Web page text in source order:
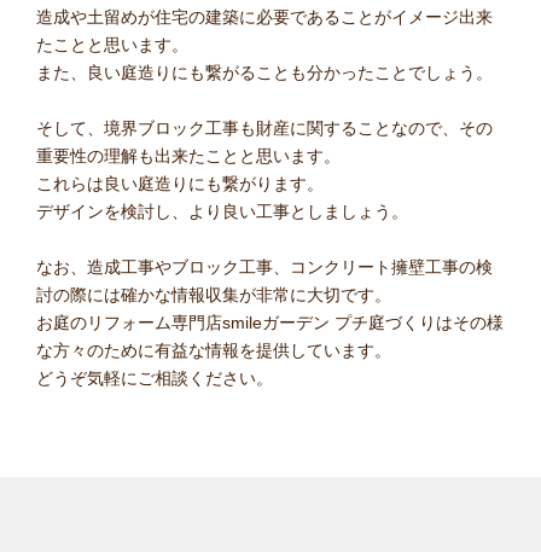
造成や土留めが住宅の建築に必要であることがイメージ出来
たことと思います。
また、良い庭造りにも繋がることも分かったことでしょう。
そして、境界ブロック工事も財産に関することなので、その
重要性の理解も出来たことと思います。
これらは良い庭造りにも繋がります。
デザインを検討し、より良い工事としましょう。
なお、造成工事やブロック工事、コンクリート擁壁工事の検
討の際には確かな情報収集が非常に大切です。
お庭のリフォーム専門店smileガーデン プチ庭づくりはその様
な方々のために有益な情報を提供しています。
どうぞ気軽にご相談ください。